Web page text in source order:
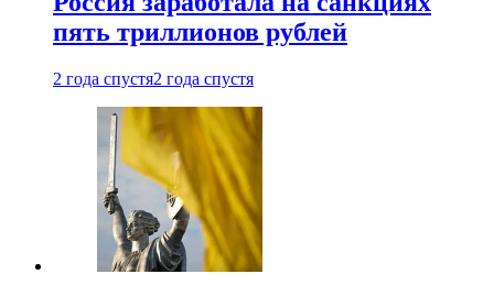
пять триллионов рублей
2 года спустя2 года спустя